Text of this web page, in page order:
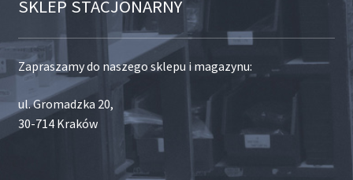
SKLEP STACJONARNY
Zapraszamy do naszego sklepu i magazynu:
ul. Gromadzka 20,
30-714 Kraków